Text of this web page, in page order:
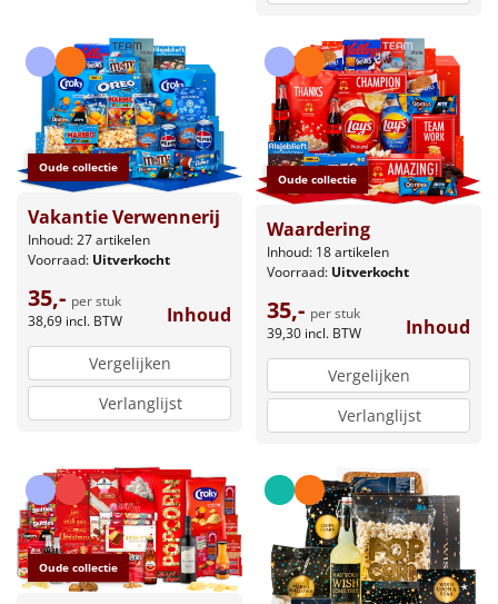
Oude collectie
Vakantie Verwennerij
Inhoud: 27 artikelen
Voorraad: Uitverkocht
35,- per stuk
38,69 incl. BTW Inhoud
Vergelijken
Verlanglijst
Oude collectie
Waardering
Inhoud: 18 artikelen
Voorraad: Uitverkocht
35,- per stuk
39,30 incl. BTW Inhoud
Vergelijken
Verlanglijst
Oude collectie